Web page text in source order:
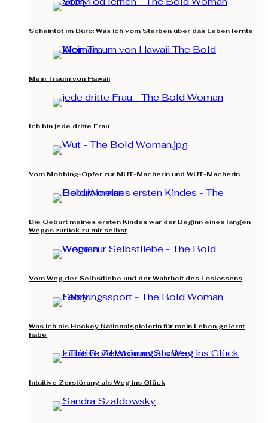
Scheintot im Büro: Was ich vom Sterben über das Leben lernte
Mein Traum von Hawaii
Ich bin jede dritte Frau
Vom Mobbing-Opfer zur MUT-Macherin und WUT-Macherin
Die Geburt meines ersten Kindes war der Beginn eines langen
Weges zurück zu mir selbst
Vom Weg der Selbstliebe und der Wahrheit des Loslassens
Was ich als Hockey Nationalspielerin für mein Leben gelernt
habe
Intuitive Zerstörung als Weg ins Glück